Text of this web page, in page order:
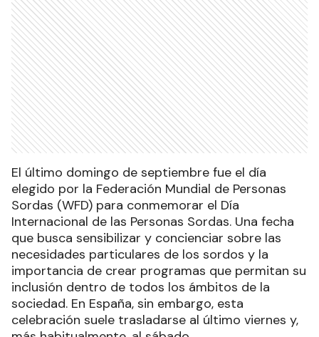
El último domingo de septiembre fue el día
elegido por la Federación Mundial de Personas
Sordas (WFD) para conmemorar el Día
Internacional de las Personas Sordas. Una fecha
que busca sensibilizar y concienciar sobre las
necesidades particulares de los sordos y la
importancia de crear programas que permitan su
inclusión dentro de todos los ámbitos de la
sociedad. En España, sin embargo, esta
celebración suele trasladarse al último viernes y,